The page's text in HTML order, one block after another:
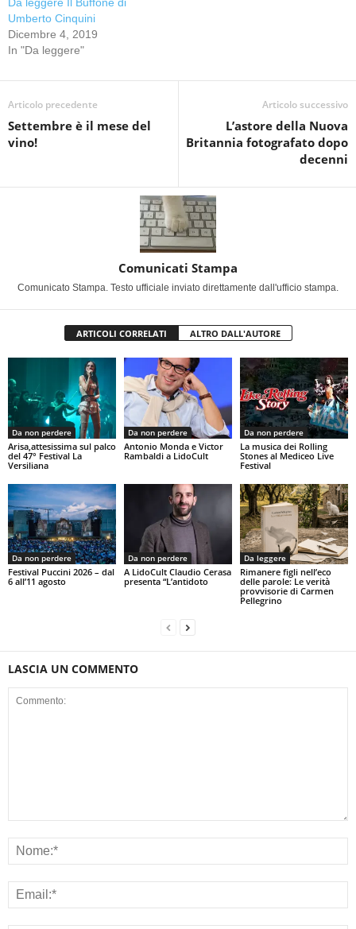
Umberto Cinquini
Dicembre 4, 2019
In "Da leggere"
Articolo precedente
Settembre è il mese del
vino!
Articolo successivo
L’astore della Nuova
Britannia fotografato dopo
decenni
Comunicati Stampa
Comunicato Stampa. Testo ufficiale inviato direttamente dall'ufficio stampa.
ARTICOLI CORRELATI ALTRO DALL'AUTORE
Da non perdere
Arisa,attesissima sul palco
del 47° Festival La
Versiliana
Da non perdere
Antonio Monda e Victor
Rambaldi a LidoCult
Da non perdere
La musica dei Rolling
Stones al Mediceo Live
Festival
Da non perdere
Festival Puccini 2026 – dal
6 all’11 agosto
Da non perdere
A LidoCult Claudio Cerasa
presenta “L’antidoto
Da leggere
Rimanere figli nell’eco
delle parole: Le verità
provvisorie di Carmen
Pellegrino
LASCIA UN COMMENTO